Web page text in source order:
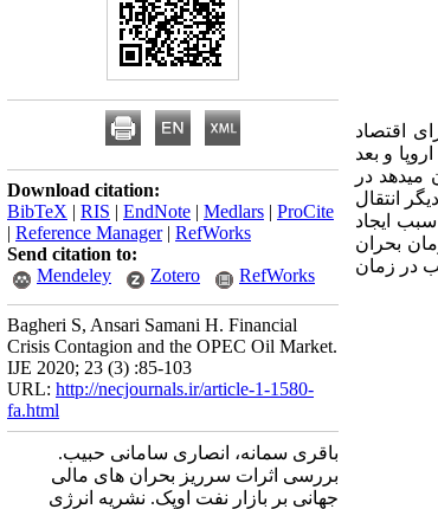
اقتصاد
و بعد
8-2019 می­پردازد. نتایج نشان می­دهد در
انتقال
ایجاد
بحران
در زمان
Download citation:
BibTeX | RIS | EndNote | Medlars | ProCite
| Reference Manager| RefWorks
Send citation to:
Mendeley
Zotero RefWorks
Bagheri S, Ansari Samani H. Financial
Crisis Contagion and the OPEC Oil Market.
IJE 2020; 23 (3) :85-103
URL: http://necjournals.ir/article-1-1580-
fa.html
باقری سمانه، انصاری سامانی حبیب.
بررسی اثرات سرریز بحران های مالی
جهانی بر بازار نفت اوپک. نشریه انرژی